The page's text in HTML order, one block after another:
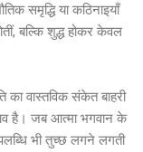
समृद्धि या कठिनाइयाँ
बल्कि शुद्ध होकर केवल
का वास्तविक संकेत बाहरी
है। जब आत्मा भगवान के
भी तुच्छ लगने लगती